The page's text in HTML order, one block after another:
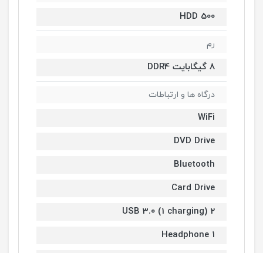
HDD 500
رم
8 گیگابایت DDR4
درگاه ها و ارتباطات
WiFi
DVD Drive
Bluetooth
Card Drive
2 USB 3.0 (1 charging)
1 Headphone